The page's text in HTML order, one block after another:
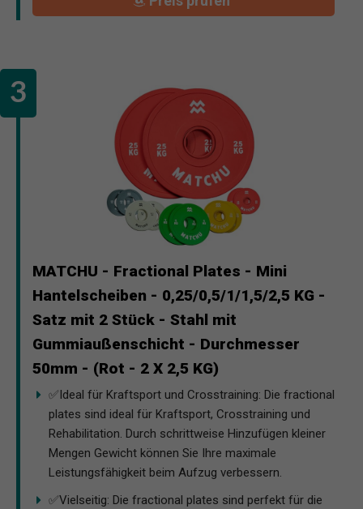
MATCHU - Fractional Plates - Mini
Hantelscheiben - 0,25/0,5/1/1,5/2,5 KG -
Satz mit 2 Stück - Stahl mit
Gummiaußenschicht - Durchmesser
50mm - (Rot - 2 X 2,5 KG)
✅Ideal für Kraftsport und Crosstraining: Die fractional
plates sind ideal für Kraftsport, Crosstraining und
Rehabilitation. Durch schrittweise Hinzufügen kleiner
Mengen Gewicht können Sie Ihre maximale
Leistungsfähigkeit beim Aufzug verbessern.
✅Vielseitig: Die fractional plates sind perfekt für die